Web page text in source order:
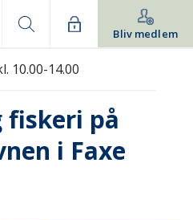
Bliv medlem
10.00-14.00
fiskeri på
i Faxe